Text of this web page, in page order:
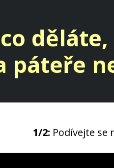
páteře
1/2: Podívejte se